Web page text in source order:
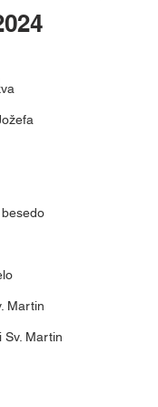
Martin
Sv. Martin